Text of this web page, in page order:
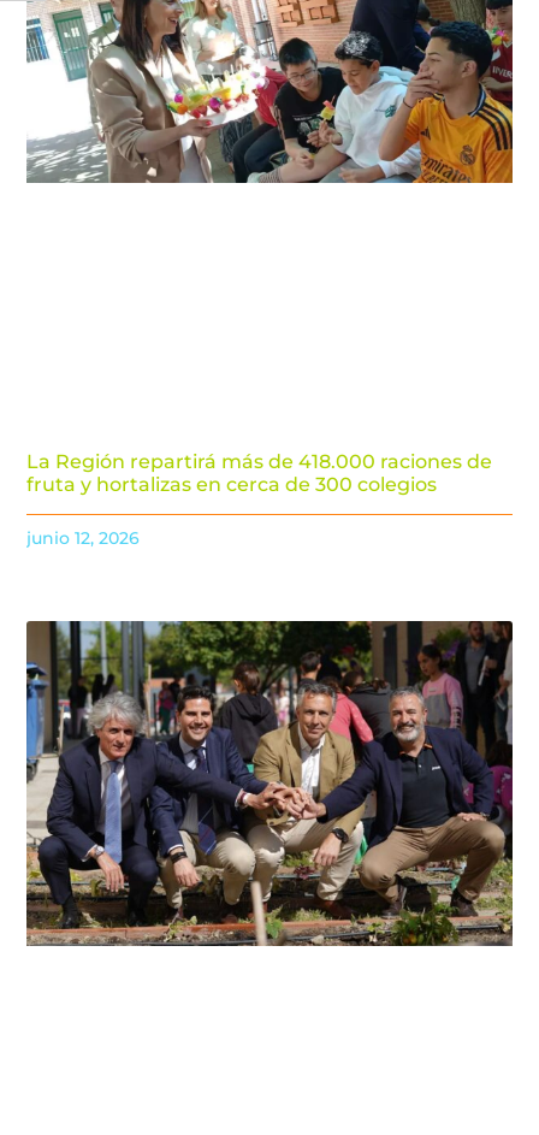
La Región repartirá más de 418.000 raciones de
fruta y hortalizas en cerca de 300 colegios
junio 12, 2026